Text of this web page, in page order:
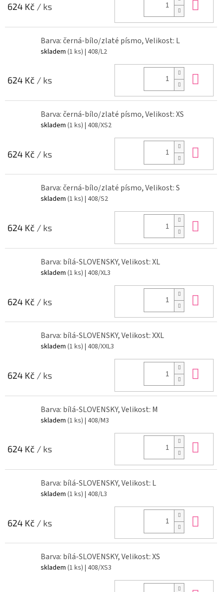
624 Kč / ks
Barva: černá-bílo/zlaté písmo, Velikost: L
skladem (1 ks) | 408/L2
624 Kč / ks
Barva: černá-bílo/zlaté písmo, Velikost: XS
skladem (1 ks) | 408/XS2
624 Kč / ks
Barva: černá-bílo/zlaté písmo, Velikost: S
skladem (1 ks) | 408/S2
624 Kč / ks
Barva: bílá-SLOVENSKY, Velikost: XL
skladem (1 ks) | 408/XL3
624 Kč / ks
Barva: bílá-SLOVENSKY, Velikost: XXL
skladem (1 ks) | 408/XXL3
624 Kč / ks
Barva: bílá-SLOVENSKY, Velikost: M
skladem (1 ks) | 408/M3
624 Kč / ks
Barva: bílá-SLOVENSKY, Velikost: L
skladem (1 ks) | 408/L3
624 Kč / ks
Barva: bílá-SLOVENSKY, Velikost: XS
skladem (1 ks) | 408/XS3